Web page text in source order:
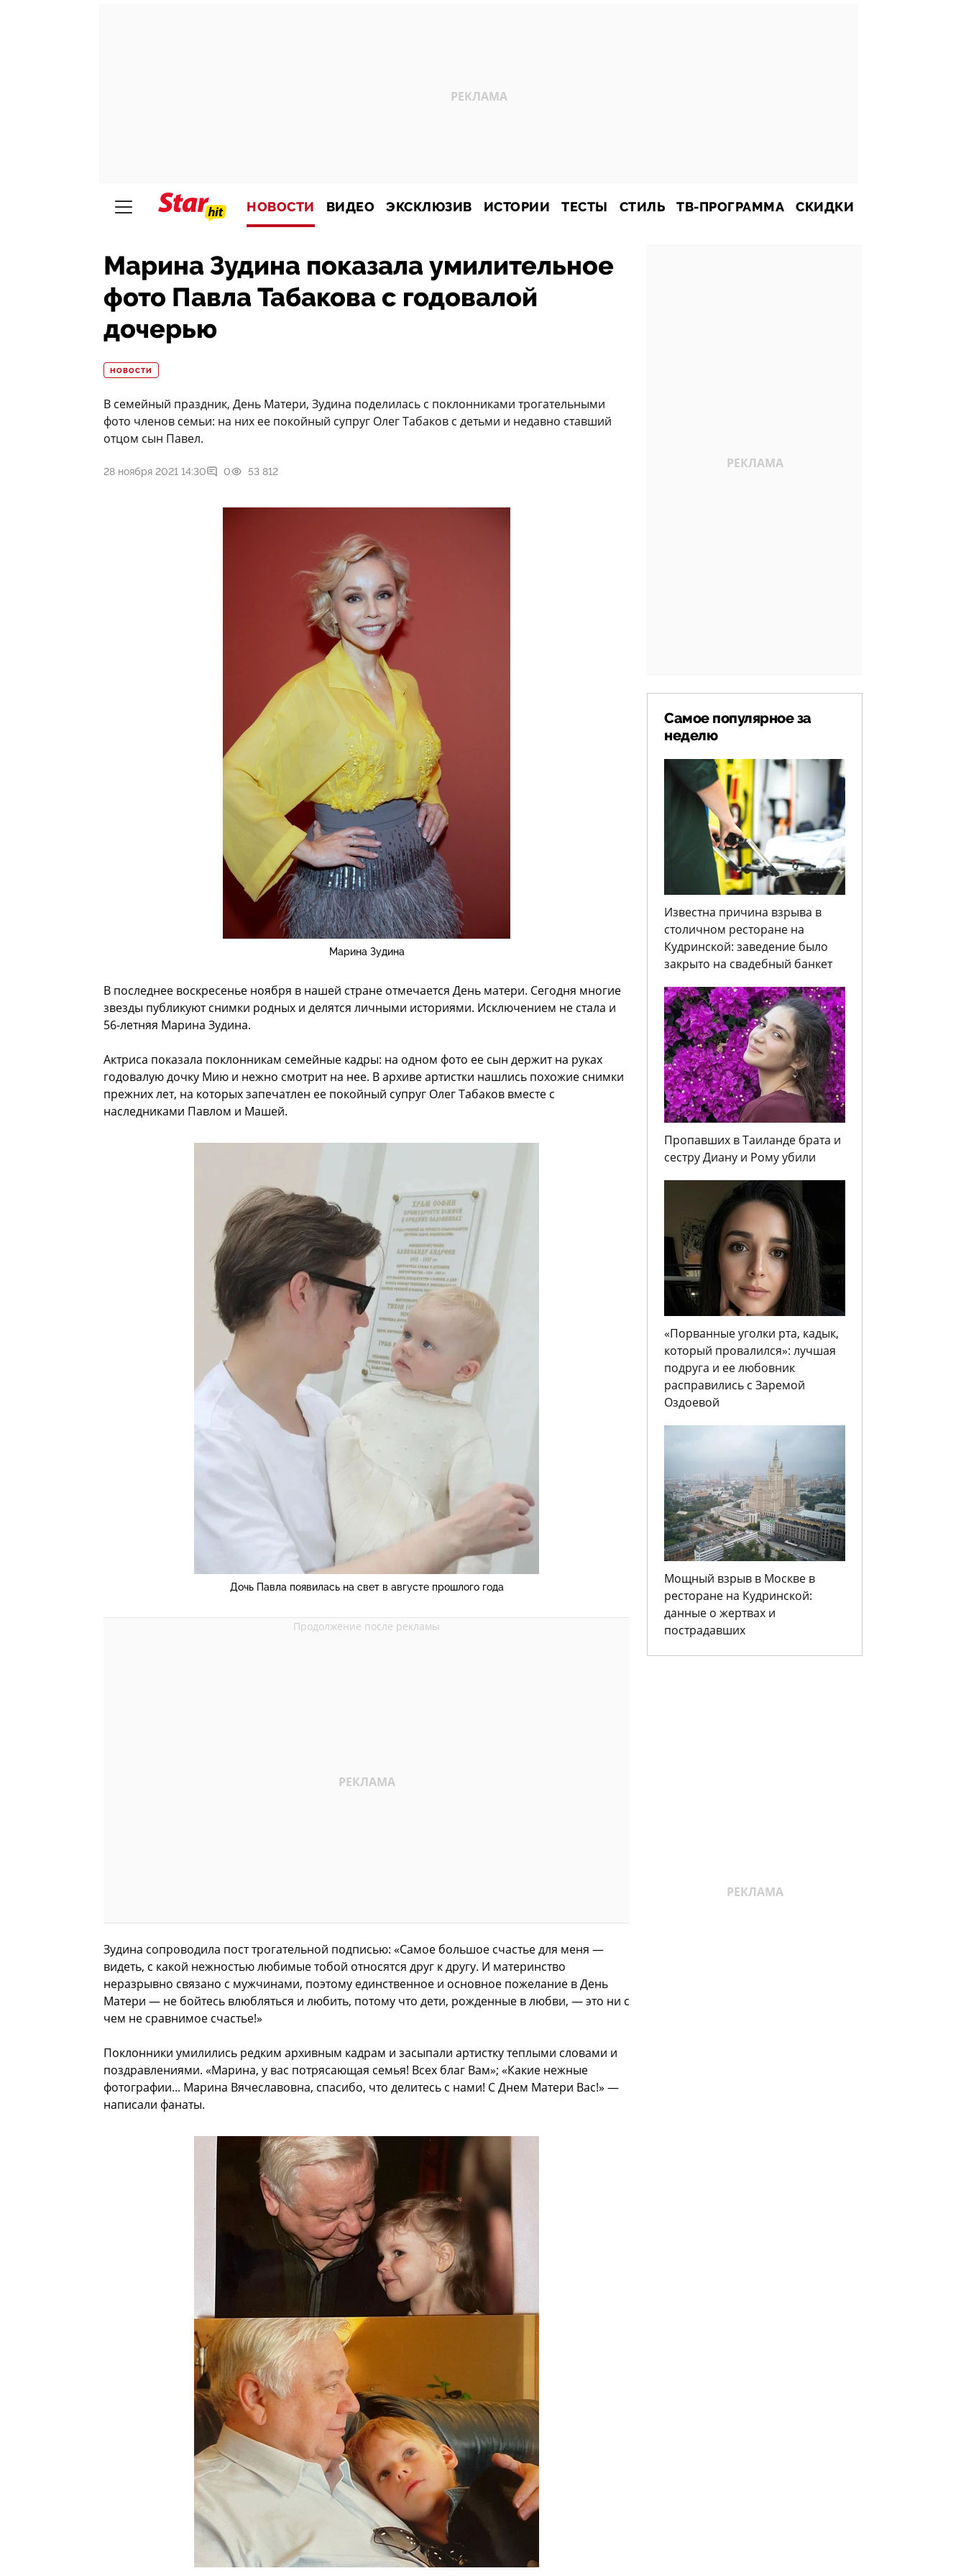
НОВОСТИ ВИДЕО ЭКСКЛЮЗИВ ИСТОРИИ ТЕСТЫ СТИЛЬ ТВ-ПРОГРАММА СКИДКИ
Марина Зудина показала умилительное
фото Павла Табакова с годовалой
дочерью
НОВОСТИ
В семейный праздник, День Матери, Зудина поделилась с поклонниками трогательными
фото членов семьи: на них ее покойный супруг Олег Табаков с детьми и недавно ставший
отцом сын Павел.
28 ноября 2021 14:30 0 53 812
Марина Зудина
В последнее воскресенье ноября в нашей стране отмечается День матери. Сегодня многие
звезды публикуют снимки родных и делятся личными историями. Исключением не стала и
56-летняя Марина Зудина.
Актриса показала поклонникам семейные кадры: на одном фото ее сын держит на руках
годовалую дочку Мию и нежно смотрит на нее. В архиве артистки нашлись похожие снимки
прежних лет, на которых запечатлен ее покойный супруг Олег Табаков вместе с
наследниками Павлом и Машей.
Дочь Павла появилась на свет в августе прошлого года
Зудина сопроводила пост трогательной подписью: «Самое большое счастье для меня —
видеть, с какой нежностью любимые тобой относятся друг к другу. И материнство
неразрывно связано с мужчинами, поэтому единственное и основное пожелание в День
Матери — не бойтесь влюбляться и любить, потому что дети, рожденные в любви, — это ни с
чем не сравнимое счастье!»
Поклонники умилились редким архивным кадрам и засыпали артистку теплыми словами и
поздравлениями. «Марина, у вас потрясающая семья! Всех благ Вам»; «Какие нежные
фотографии... Марина Вячеславовна, спасибо, что делитесь с нами! С Днем Матери Вас!» —
написали фанаты.
Самое популярное за
неделю
Известна причина взрыва в
столичном ресторане на
Кудринской: заведение было
закрыто на свадебный банкет
Пропавших в Таиланде брата и
сестру Диану и Рому убили
«Порванные уголки рта, кадык,
который провалился»: лучшая
подруга и ее любовник
расправились с Заремой
Оздоевой
Мощный взрыв в Москве в
ресторане на Кудринской:
данные о жертвах и
пострадавших